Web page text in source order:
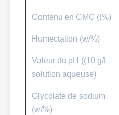
Contenu en CMC ((%)
Humectation (w/%)
Valeur du pH ((10 g/L
solution aqueuse)
Glycolate de sodium
(w/%)